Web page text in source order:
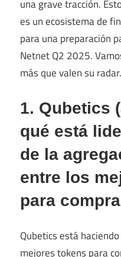
una grave tracción.
es un ecosistema de
para una preparación
Netnet Q2 2025.
más que valen su radar.
1. Qubetics
qué está
de la
entre los
para
Qubetics está
mejores tokens para